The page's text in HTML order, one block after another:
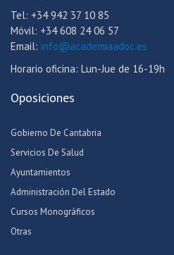
Tel: +34 942 37 10 85
Móvil: +34 608 24 06 57
Email: info@academiaadoc.es
Horario oficina: Lun-Jue de 16-19h
Oposiciones
Gobierno De Cantabria
Servicios De Salud
Ayuntamientos
Administración Del Estado
Cursos Monográficos
Otras